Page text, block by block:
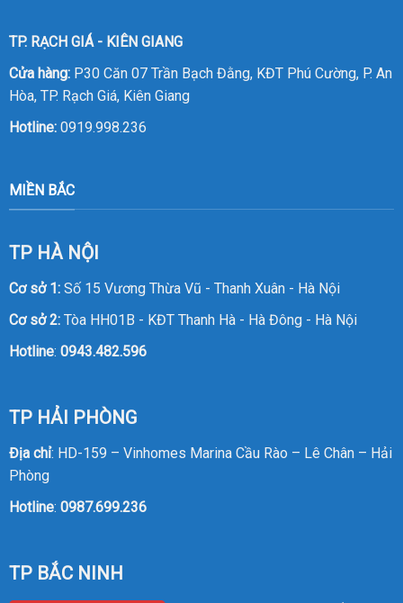
TP. RẠCH GIÁ - KIÊN GIANG
Cửa hàng:P30 Căn 07 Trần Bạch Đằng, KĐT Phú Cường, P. An
Hòa, TP. Rạch Giá, Kiên Giang
Hotline: 0919.998.236
MIỀN BẮC
TP HÀ NỘI
Cơ sở 1:Số 15 Vương Thừa Vũ - Thanh Xuân - Hà Nội
Cơ sở 2:Tòa HH01B - KĐT Thanh Hà - Hà Đông - Hà Nội
Hotline: 0943.482.596
TP HẢI PHÒNG
Địa chỉ: HD-159 – Vinhomes Marina Cầu Rào – Lê Chân – Hải
Phòng
Hotline: 0987.699.236
TP BẮC NINH